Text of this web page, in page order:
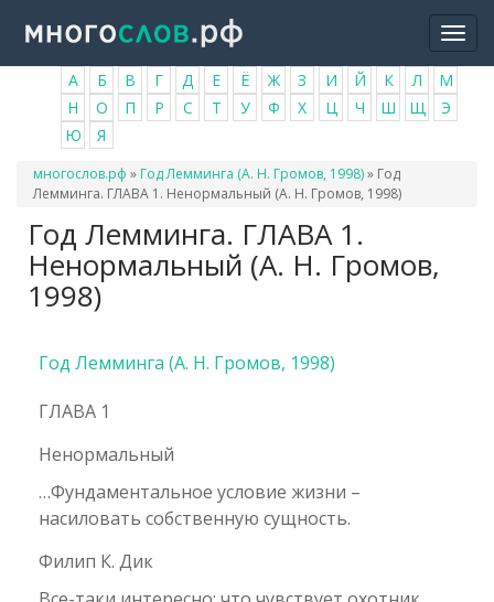
основному
содержанию
А Б В Г Д Е Ё Ж З И Й К Л
М
Н
О П Р С Т У Ф Х Ц Ч Ш Щ
Э
Ю
Я
Вы
здесь
многослов.рф » Год Лемминга (А. Н. Громов, 1998)» Год
Лемминга. ГЛАВА 1. Ненормальный (А. Н. Громов, 1998)
Год Лемминга. ГЛАВА 1.
Ненормальный (А. Н. Громов,
1998)
Год Лемминга (А. Н. Громов, 1998)
ГЛАВА 1
Ненормальный
…Фундаментальное условие жизни –
насиловать собственную сущность.
Филип К. Дик